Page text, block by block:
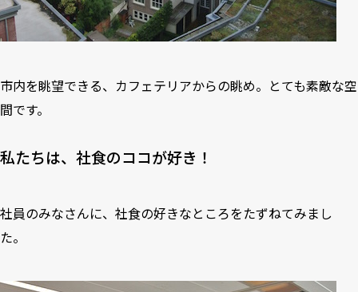
市内を眺望できる、カフェテリアからの眺め。とても素敵な空
間です。
私たちは、社食のココが好き！
社員のみなさんに、社食の好きなところをたずねてみまし
た。